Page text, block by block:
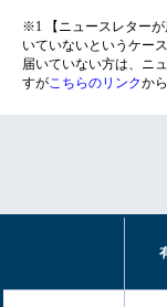
※1 【ニュースレター
いていないというケー
届いていない方は、ニ
すがこちらのリンクか